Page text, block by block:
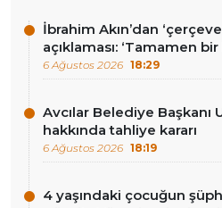
İbrahim Akın’dan
açıklaması: ‘Tamamen bir
6 Ağustos 2026 18:29
Avcılar Belediye Başkanı
hakkında tahliye kararı
6 Ağustos 2026 18:19
4 yaşındaki çocuğun